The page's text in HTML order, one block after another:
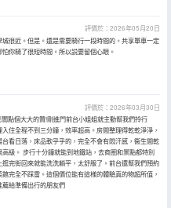
評價於：2026年05月20日
很近。但是。還是需要騎行一段時間的。共享單車一定
你騎了很短時間。所以説要留個心眼。
評價於：2026年03月30日
點個大大的贊!剛進門前台小姐姐就主動幫我們拎行
住全程不到三分鐘，效率超高。房間整理得乾乾淨淨，
看日落，床品軟乎乎的，完全不會有悶汗感，衞生間乾
級。 步行十分鐘就能到地鐵站，去商圈和景點都特別
完街回來就能洗洗躺平，太舒服了。前台還幫我們預約
完全不踩雷。這個價位能有這樣的體驗真的物超所值，
給準備出行的朋友們